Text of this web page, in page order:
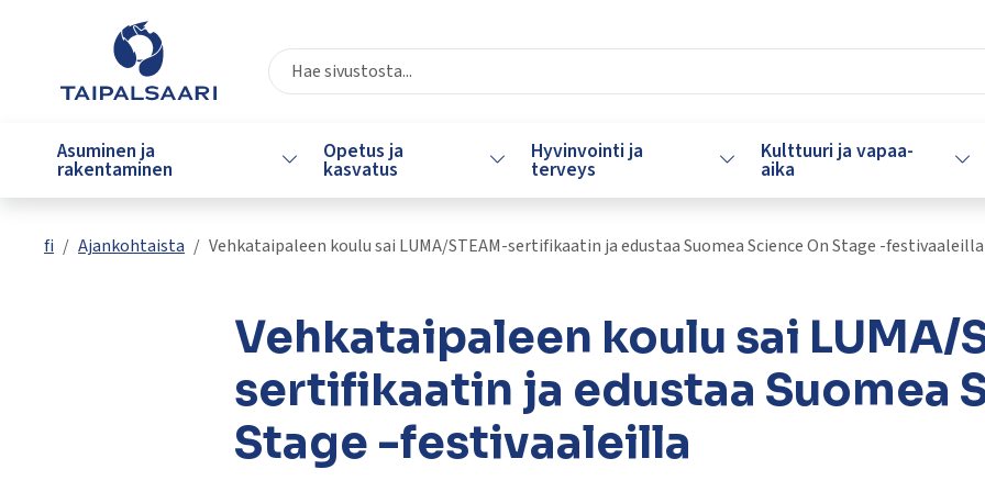
Siirry pääsisältöön
oleva
ja
valittuun
hakutulokseen
painamalla
enteriä.
Kosketuslaitteiden
käyttäjät
Asuminen ja
rakentaminen Vaihda alasvetovalikkoa
Opetus ja
kasvatus Vaihda alasvetovalikkoa
Hyvinvointi ja
terveys Vaihda alasvetovalikkoa
Kulttuuri ja vapaa-
aika
fi Ajankohtaista Vehkataipaleen koulu sai LUMA/STEAM-sertifikaatin ja edustaa Suomea Science On Stage -festivaaleilla
Vehkataipaleen koulu sai LUMA/
sertifikaatin ja edustaa Suomea
Stage -festivaaleilla